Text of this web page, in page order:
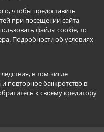
чтобы предоставить
при посещении сайта
файлы cookie, то
Подробности об условиях
в том числе
повторное банкротство в
к своему кредитору